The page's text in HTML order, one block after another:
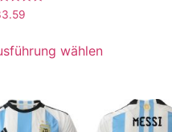
5
wählen